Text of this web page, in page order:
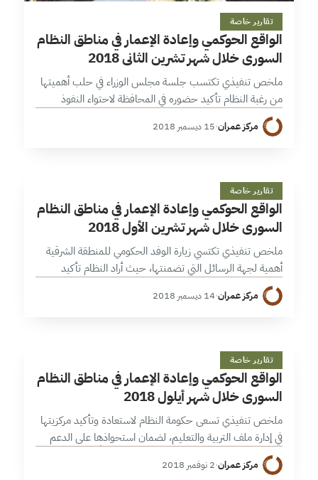
17 دقائق
تقارير خاصة
الواقع الحوكمي وإعادة الإعمار في مناطق النظام
السوري خلال شهر تشرين الثاني 2018
ملخص تنفيذي تكتسب جلسة مجلس الوزراء في حلب أهميتها
من رغبة النظام تأكيد حضوره في المحافظة لاحتواء النفوذ
الإيراني المتزايد فيها، فضلاً عن رغبته باحتواء مطالب نخبتها
المتزايدة. لم يخرج…
مركز عمران·15 ديسمبر 2018
ا
25 دقائق
تقارير خاصة
الواقع الحوكمي وإعادة الإعمار في مناطق النظام
السوري خلال شهر تشرين الأول 2018
ملخص تنفيذي تكتسي زيارة الوفد الحكومي للمنطقة الشرقية
أهمية لجهة الرسائل التي تضمنتها، حيث أراد النظام تأكيد
حضور “الدولة السورية” في مواجهة تنامي نفوذ إيران في تلك
المنطقة، كذلك حرص…
مركز عمران·14 ديسمبر 2018
ا
32 دقائق
تقارير خاصة
الواقع الحوكمي وإعادة الإعمار في مناطق النظام
السوري خلال شهر أيلول 2018
ملخص تنفيذي تسعى حكومة النظام لاستعادة وتأكيد مركزيتها
في إدارة ملف التربية والتعليم، لضمان استحواذها على الدعم
الأممي ونشر توجهاتها، وفي مسعاها تواجه تحدياً في مناطق
الإدارة الذاتية، في حين…
مركز عمران·2 نوفمبر 2018